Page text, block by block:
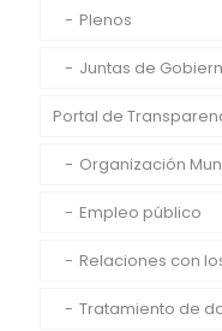
Plenos
Juntas de
Portal de
Organización
Empleo público
Relaciones con
Tratamiento de